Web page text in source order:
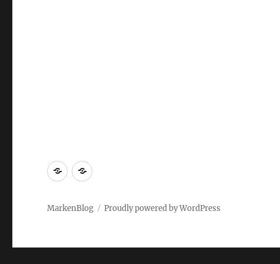
Markenrecherche
Gastbeiträge
MarkenBlog Proudly powered by WordPress